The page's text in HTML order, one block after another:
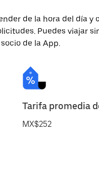
de la hora del día y
Puedes viajar
de la App.
Tarifa promedia
MX$252